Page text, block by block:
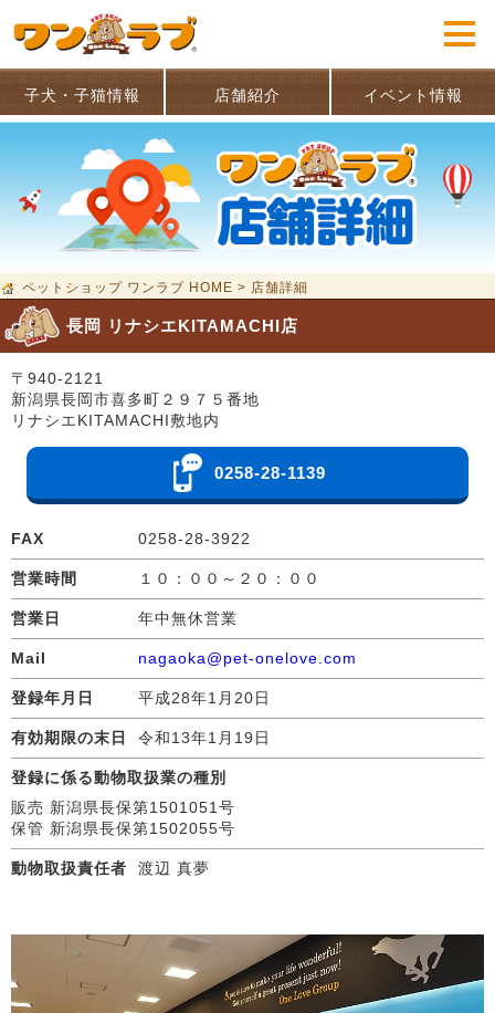
子犬・子猫情報 店舗紹介 イベント情報
ペットショップ ワンラブ HOME > 店舗詳細
長岡 リナシエKITAMACHI店
〒940-2121
新潟県長岡市喜多町２９７５番地
リナシエKITAMACHI敷地内
0258-28-1139
FAX 0258-28-3922
営業時間 １０：００～２０：００
営業日 年中無休営業
Mail nagaoka@pet-onelove.com
登録年月日 平成28年1月20日
有効期限の末日 令和13年1月19日
登録に係る動物取扱業の種別
販売 新潟県長保第1501051号
保管 新潟県長保第1502055号
動物取扱責任者 渡辺 真夢